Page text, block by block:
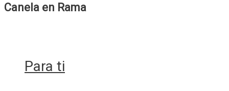
Canela en Rama
Para ti